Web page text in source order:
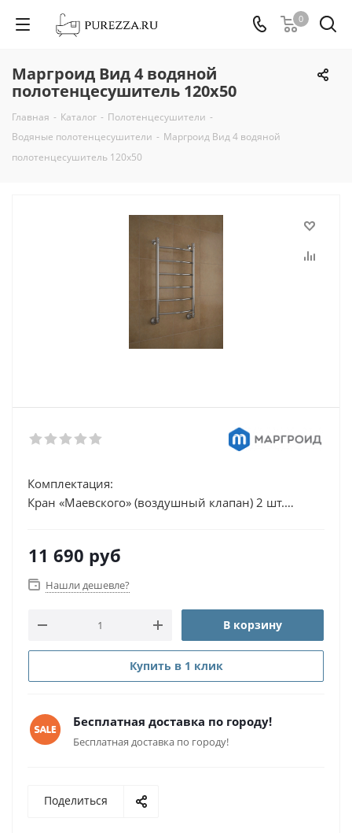
0
Маргроид Вид 4 водяной
полотенцесушитель 120х50
Главная - Каталог - Полотенцесушители -
Водяные полотенцесушители - Маргроид Вид 4 водяной
полотенцесушитель 120х50
Комплектация:
Кран «Маевского» (воздушный клапан) 2 шт.
Отражатели 2 шт.
Декоративные колпачки 2 шт.
Полотенцесушители водяные типа «Лесенка» - это
классические конструкции из надежной и
Благодаря своей универсальности и
лаконичности, подобные полотенесушители
могут использоваться в ванных комнатах любой
Они компактны, не занимают много места, не
11 690 руб
Нашли дешевле?
В корзину
Купить в 1 клик
Бесплатная доставка по городу!
Бесплатная доставка по городу!
Поделиться